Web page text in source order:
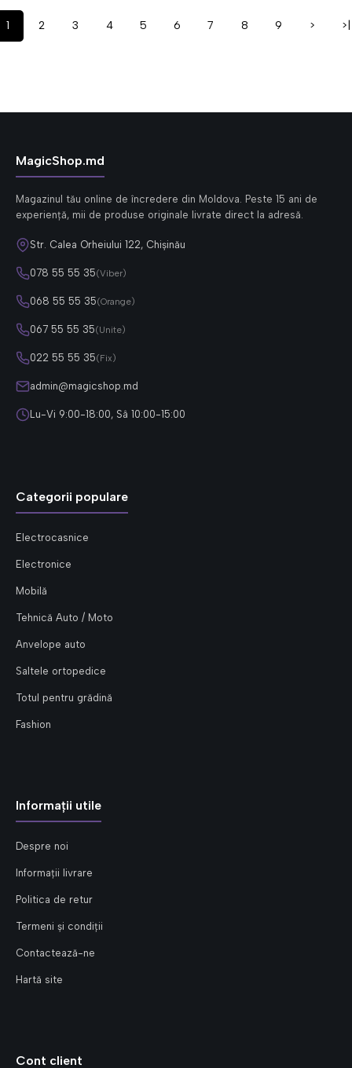
1 2 3 4 5 6 7 8 9 > >|
MagicShop.md
Magazinul tău online de încredere din Moldova. Peste 15 ani de
experiență, mii de produse originale livrate direct la adresă.
Str. Calea Orheiului 122, Chișinău
078 55 55 35(Viber)
068 55 55 35(Orange)
067 55 55 35(Unite)
022 55 55 35(Fix)
admin@magicshop.md
Lu-Vi 9:00-18:00, Sâ 10:00-15:00
Categorii populare
Electrocasnice
Electronice
Mobilă
Tehnică Auto / Moto
Anvelope auto
Saltele ortopedice
Totul pentru grădină
Fashion
Informații utile
Despre noi
Informații livrare
Politica de retur
Termeni și condiții
Contactează-ne
Hartă site
Cont client